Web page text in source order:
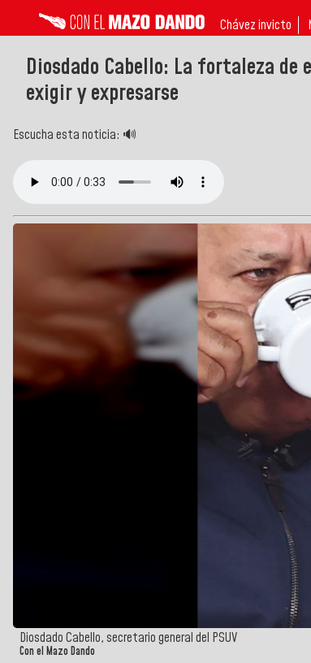
Chávez invicto
Diosdado Cabello: La fortaleza
exigir y expresarse
Escucha esta noticia: 🔊
Diosdado Cabello, secretario general del PSUV
Con el Mazo Dando